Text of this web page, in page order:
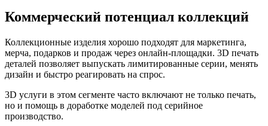
Коммерческий потенциал коллекций
Коллекционные изделия хорошо подходят для маркетинга,
мерча, подарков и продаж через онлайн-площадки. 3D печать
деталей позволяет выпускать лимитированные серии, менять
дизайн и быстро реагировать на спрос.
3D услуги в этом сегменте часто включают не только печать,
но и помощь в доработке моделей под серийное
производство.